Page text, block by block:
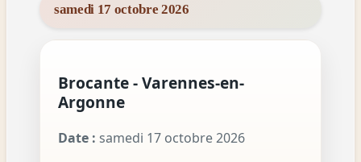
samedi 17 octobre 2026
Brocante - Varennes-en-
Argonne
Date : samedi 17 octobre 2026